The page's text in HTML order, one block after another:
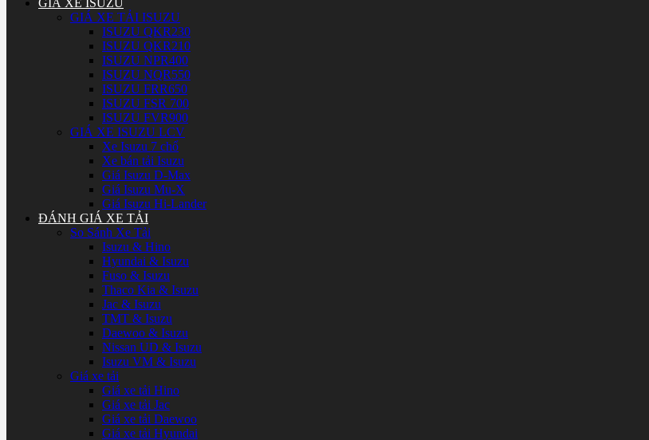
GIÁ XE ISUZU
GIÁ XE TẢI ISUZU
ISUZU QKR230
ISUZU QKR210
ISUZU NPR400
ISUZU NQR550
ISUZU FRR650
ISUZU FSR 700
ISUZU FVR900
GIÁ XE ISUZU LCV
Xe Isuzu 7 chổ
Xe bán tải Isuzu
Giá Isuzu D-Max
Giá Isuzu Mu-X
Giá Isuzu Hi-Lander
ĐÁNH GIÁ XE TẢI
So Sánh Xe Tải
Isuzu & Hino
Hyundai & Isuzu
Fuso & Isuzu
Thaco Kia & Isuzu
Jac & Isuzu
TMT & Isuzu
Daewoo & Isuzu
Nissan UD & Isuzu
Isuzu VM & Isuzu
Giá xe tải
Giá xe tải Hino
Giá xe tải Jac
Giá xe tải Daewoo
Giá xe tải Hyundai